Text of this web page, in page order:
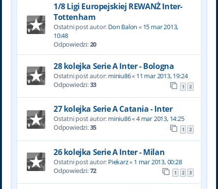
1/8 Ligi Europejskiej REWANŻ Inter-
Tottenham
Ostatni post autor: Don Balon « 15 mar 2013,
10:48
Odpowiedzi:20
28 kolejka Serie A Inter - Bologna
Ostatni post autor: miniu86« 11 mar 2013, 19:24
Odpowiedzi:33 1 2
27 kolejka Serie A Catania - Inter
Ostatni post autor: miniu86«4 mar 2013, 14:25
Odpowiedzi:35 1 2
26 kolejka Serie A Inter - Milan
Ostatni post autor: Piekarz« 1 mar 2013, 00:28
Odpowiedzi:72 1 2 3